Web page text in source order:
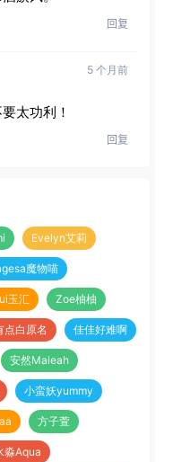
回复
5 个月前
太功利！
回复
Evelyn艾莉
魔物喵
玉汇 Zoe柚柚
点白原名 佳佳好难啊
安然Maleah
小蛮妖yummy
方子萱
淼Aqua